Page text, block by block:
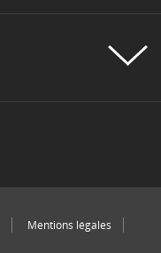
Mentions légales